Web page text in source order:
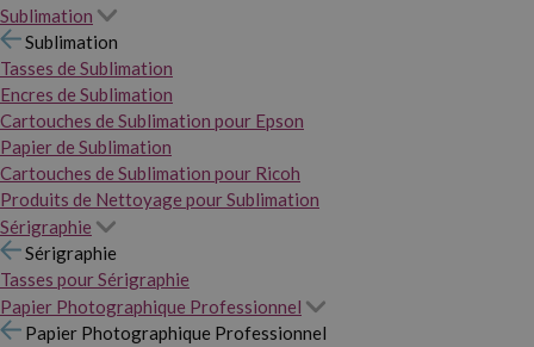
Sublimation
Sublimation
Tasses de Sublimation
Encres de Sublimation
Cartouches de Sublimation pour Epson
Papier de Sublimation
Cartouches de Sublimation pour Ricoh
Produits de Nettoyage pour Sublimation
Sérigraphie
Sérigraphie
Tasses pour Sérigraphie
Papier Photographique Professionnel
Papier Photographique Professionnel